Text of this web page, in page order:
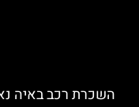
השכרת רכב באיה